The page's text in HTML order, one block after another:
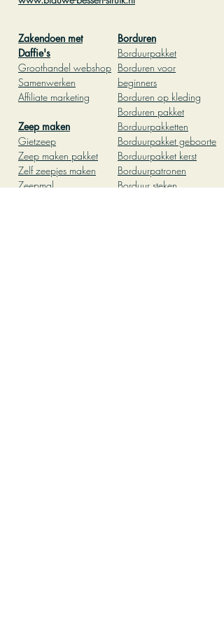
Zakendoen met
Daffie's
Groothandel webshop
Samenwerken
Affiliate marketing
Zeep maken
Gietzeep
Zeep maken pakket
Zelf zeepjes maken
Zeepmal
Borduren
Borduurpakket
Borduren voor
beginners
Borduren op kleding
Borduren pakket
Borduurpakketten
Borduurpakket geboorte
Borduurpakket kerst
Borduurpatronen
Borduur steken